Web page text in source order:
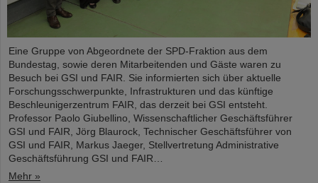
Eine Gruppe von Abgeordnete der SPD-Fraktion aus dem
Bundestag, sowie deren Mitarbeitenden und Gäste waren zu
Besuch bei GSI und FAIR. Sie informierten sich über aktuelle
Forschungsschwerpunkte, Infrastrukturen und das künftige
Beschleunigerzentrum FAIR, das derzeit bei GSI entsteht.
Professor Paolo Giubellino, Wissenschaftlicher Geschäftsführer
GSI und FAIR, Jörg Blaurock, Technischer Geschäftsführer von
GSI und FAIR, Markus Jaeger, Stellvertretung Administrative
Geschäftsführung GSI und FAIR…
Mehr »